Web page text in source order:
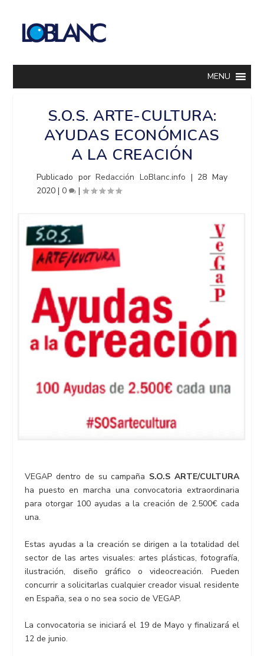
MENU
S.O.S. ARTE-CULTURA:
AYUDAS ECONÓMICAS
A LA CREACIÓN
Publicado porRedacción LoBlanc.info | 28 May
2020 |0 |
VEGAP dentro de su campaña S.O.S ARTE/CULTURA
ha puesto en marcha una convocatoria extraordinaria
para otorgar 100 ayudas a la creación de 2.500€ cada
una.
Estas ayudas a la creación se dirigen a la totalidad del
sector de las artes visuales: artes plásticas, fotografía,
ilustración, diseño gráfico o videocreación. Pueden
concurrir a solicitarlas cualquier creador visual residente
en España, sea o no sea socio de VEGAP.
La convocatoria se iniciará el 19 de Mayo y finalizará el
12 de junio.